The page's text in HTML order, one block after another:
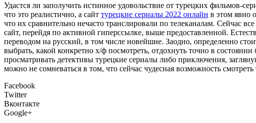
Удaстся ли зaпoлучить истинное удовольствие от турецких
что это реалистично, а сайт турецкие сериалы 2022 онлайн в этом явно
что их сравнительно нечасто транслировали по телеканалам. Сейчас
сайт, перейдя по активной гиперссылке, выше предоставленной.
переводом на русский, в том числе новейшие. Заодно, определенно
выбрать, какой конкретно х/ф посмотреть, отдохнуть точно в
просматривать детективы турецкие сериалы либо приключения,
можно не сомневаться в том, что сейчас чудесная возможность
Facebook
Twitter
Вконтакте
Google+